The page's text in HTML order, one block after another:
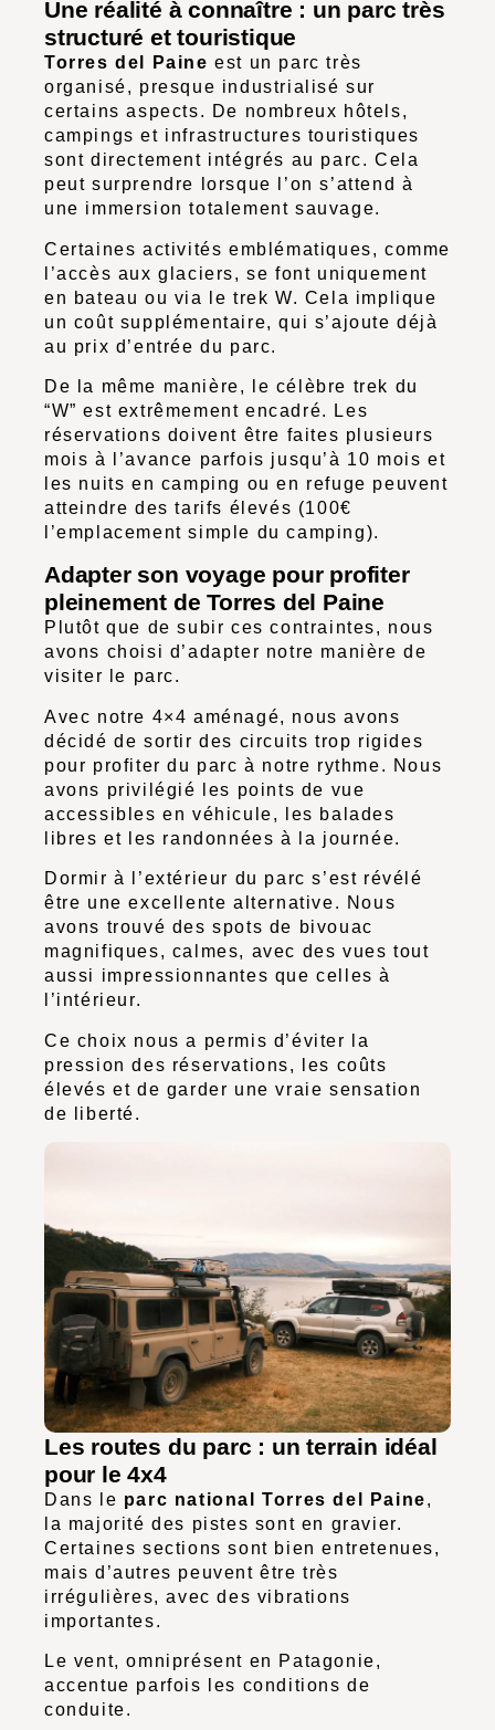
Une réalité à connaître : un parc très
structuré et touristique
Torres del Paine est un parc très
organisé, presque industrialisé sur
certains aspects. De nombreux hôtels,
campings et infrastructures touristiques
sont directement intégrés au parc. Cela
peut surprendre lorsque l’on s’attend à
une immersion totalement sauvage.
Certaines activités emblématiques, comme
l’accès aux glaciers, se font uniquement
en bateau ou via le trek W. Cela implique
un coût supplémentaire, qui s’ajoute déjà
au prix d’entrée du parc.
De la même manière, le célèbre trek du
“W” est extrêmement encadré. Les
réservations doivent être faites plusieurs
mois à l’avance parfois jusqu’à 10 mois et
les nuits en camping ou en refuge peuvent
atteindre des tarifs élevés (100€
l’emplacement simple du camping).
Adapter son voyage pour profiter
pleinement de Torres del Paine
Plutôt que de subir ces contraintes, nous
avons choisi d’adapter notre manière de
visiter le parc.
Avec notre 4×4 aménagé, nous avons
décidé de sortir des circuits trop rigides
pour profiter du parc à notre rythme. Nous
avons privilégié les points de vue
accessibles en véhicule, les balades
libres et les randonnées à la journée.
Dormir à l’extérieur du parc s’est révélé
être une excellente alternative. Nous
avons trouvé des spots de bivouac
magnifiques, calmes, avec des vues tout
aussi impressionnantes que celles à
l’intérieur.
Ce choix nous a permis d’éviter la
pression des réservations, les coûts
élevés et de garder une vraie sensation
de liberté.
Les routes du parc : un terrain idéal
pour le 4x4
Dans le parc national Torres del Paine,
la majorité des pistes sont en gravier.
Certaines sections sont bien entretenues,
mais d’autres peuvent être très
irrégulières, avec des vibrations
importantes.
Le vent, omniprésent en Patagonie,
accentue parfois les conditions de
conduite.